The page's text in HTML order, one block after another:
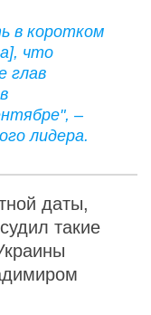
в коротком
что
глав
–
лидера.
даты,
такие